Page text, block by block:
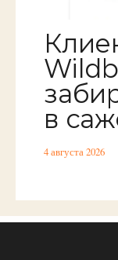
в
4 августа 2026